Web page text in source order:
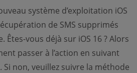
système d’exploitation iOS
de SMS supprimés
Êtes-vous déjà sur iOS 16 ? Alors
passer à l’action en suivant
Si non, veuillez suivre la méthode